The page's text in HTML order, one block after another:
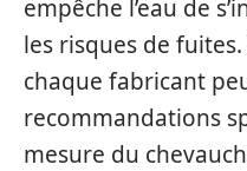
empêche l’eau de
les risques de
chaque fabricant
recommandations
mesure du